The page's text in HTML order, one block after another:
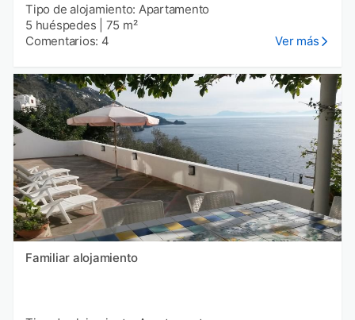
Tipo de alojamiento: Apartamento
5 huéspedes
75 m²
Comentarios: 4
Ver más
Familiar alojamiento